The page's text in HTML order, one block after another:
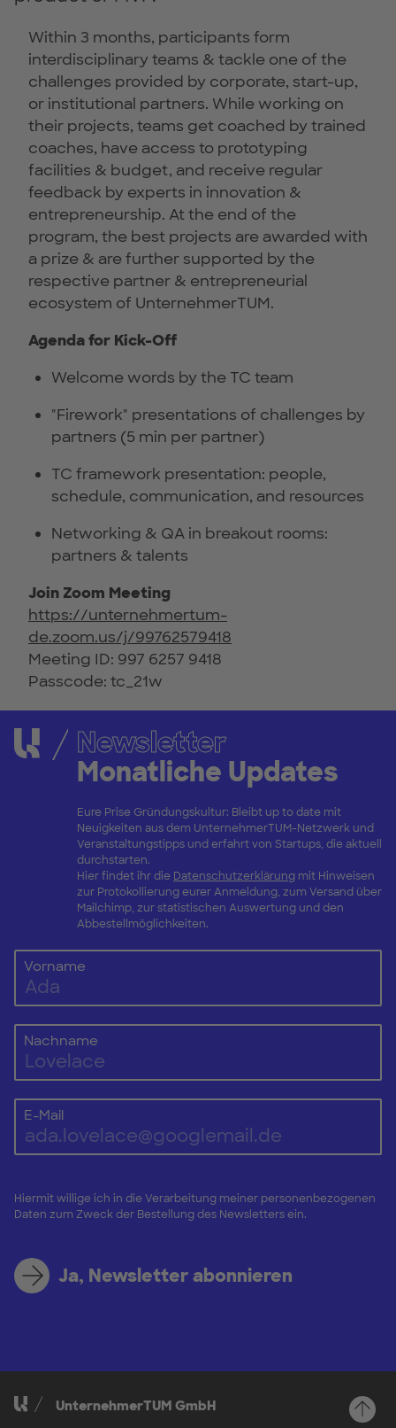
Within 3 months, participants form
interdisciplinary teams & tackle one of the
challenges provided by corporate, start-up,
or institutional partners. While working on
their projects, teams get coached by trained
coaches, have access to prototyping
facilities & budget, and receive regular
feedback by experts in innovation &
entrepreneurship. At the end of the
program, the best projects are awarded with
a prize & are further supported by the
respective partner & entrepreneurial
ecosystem of UnternehmerTUM.
Agenda for Kick-Off
Welcome words by the TC team
"Firework" presentations of challenges by
partners (5 min per partner)
TC framework presentation: people,
schedule, communication, and resources
Networking & QA in breakout rooms:
partners & talents
Join Zoom Meeting
https://unternehmertum-
de.zoom.us/j/99762579418
Meeting ID: 997 6257 9418
Passcode: tc_21w
Newsletter
Monatliche Updates
Eure Prise Gründungskultur: Bleibt up to date mit
Neuigkeiten aus dem UnternehmerTUM-Netzwerk und
Veranstaltungstipps und erfahrt von Startups, die aktuell
durchstarten.
Hier findet ihr die Datenschutzerklärungmit Hinweisen
zur Protokollierung eurer Anmeldung, zum Versand über
Mailchimp, zur statistischen Auswertung und den
Abbestellmöglichkeiten.
Vorname
Nachname
E-Mail
Hiermit willige ich in die Verarbeitung meiner personenbezogenen
Daten zum Zweck der Bestellung des Newsletters ein.
Ja, Newsletter abonnieren
UnternehmerTUM GmbH